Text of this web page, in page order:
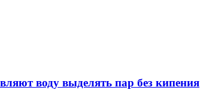
воду выделять пар без кипения